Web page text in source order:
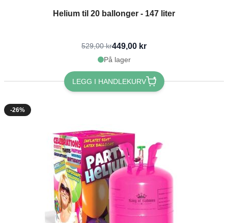
Helium til 20 ballonger - 147 liter
529,00 kr449,00 kr
På lager
LEGG I HANDLEKURV
-26%